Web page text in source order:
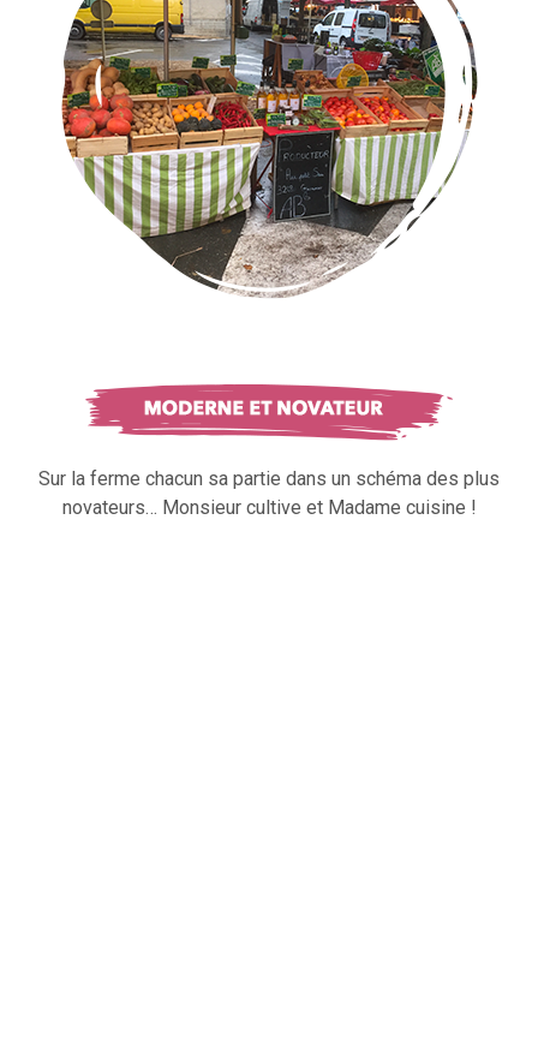
Sur la ferme chacun sa partie dans un schéma des plus
novateurs… Monsieur cultive et Madame cuisine !